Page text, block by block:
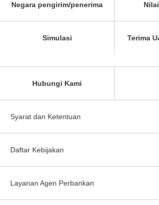
Negara pengirim/penerima
Simulasi
Terima
Hubungi Kami
Syarat dan Ketentuan
Daftar Kebijakan
Layanan Agen Perbankan